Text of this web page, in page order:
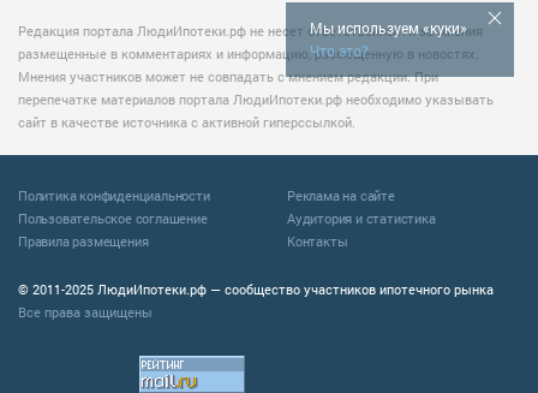
Мы используем «куки»
Что это?
Редакция портала ЛюдиИпотеки.рф не несет ответственности за мнения
размещенные в комментариях и информацию, размещенную в новостях.
Мнения участников может не совпадать с мнением редакции. При
перепечатке материалов портала ЛюдиИпотеки.рф необходимо указывать
сайт в качестве источника с активной гиперссылкой.
© 2011-2025 ЛюдиИпотеки.рф — сообщество участников ипотечного рынка
Все права защищены
Политика конфиденциальности
Пользовательское соглашение
Правила размещения
Реклама на сайте
Аудитория и статистика
Контакты